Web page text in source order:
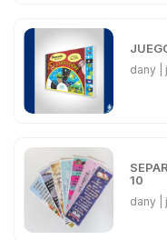
dany
10
dany